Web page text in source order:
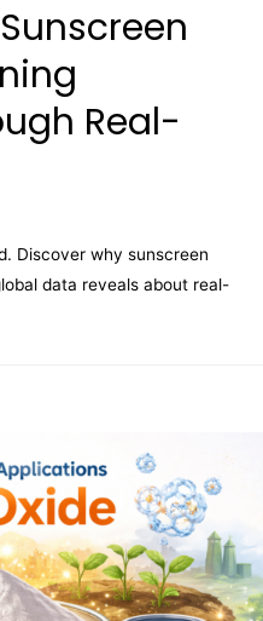
Real-
Discover why sunscreen
data reveals about real-